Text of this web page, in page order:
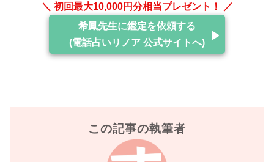
＼ 初回最大10,000円分相当プレゼント！ ／
希鳳先生に鑑定を依頼する
(電話占いリノア 公式サイトへ)
この記事の執筆者